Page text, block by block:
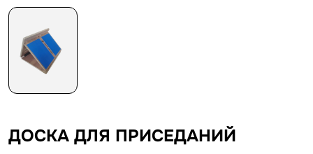
ДОСКА ДЛЯ ПРИСЕДАНИЙ